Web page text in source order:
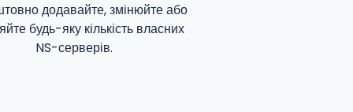
додавайте, змінюйте або
будь-яку кількість власних
NS-серверів.